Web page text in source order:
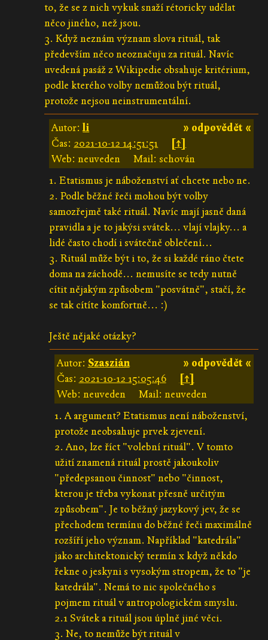
to, že se z nich vykuk snaží rétoricky udělat
něco jiného, než jsou.
3. Když neznám význam slova rituál, tak
především něco neoznačuju za rituál. Navíc
uvedená pasáž z Wikipedie obsahuje kritérium,
podle kterého volby nemůžou být rituál,
protože nejsou neinstrumentální.
» odpovědět «
Autor:li
Čas: 2021-10-12 14:51:51
[↑]
Web: neuveden
Mail: schován
1. Etatismus je náboženství ať chcete nebo ne.
2. Podle běžné řeči mohou být volby
samozřejmě také rituál. Navíc mají jasně daná
pravidla a je to jakýsi svátek... vlají vlajky... a
lidé často chodí i svátečně oblečení...
3. Rituál může být i to, že si každé ráno čtete
doma na záchodě... nemusíte se tedy nutně
cítit nějakým způsobem "posvátně", stačí, že
se tak cítíte komfortně... :)
Ještě nějaké otázky?
» odpovědět «
Autor: Szaszián
Čas: 2021-10-12 15:05:46
[↑]
Web: neuveden
Mail: neuveden
1. A argument? Etatismus není náboženství,
protože neobsahuje prvek zjevení.
2. Ano, lze říct "volební rituál". V tomto
užití znamená rituál prostě jakoukoliv
"předepsanou činnost" nebo "činnost,
kterou je třeba vykonat přesně určitým
způsobem". Je to běžný jazykový jev, že se
přechodem termínu do běžné řeči maximálně
rozšíří jeho význam. Například "katedrála"
jako architektonický termín x když někdo
řekne o jeskyni s vysokým stropem, že to "je
katedrála". Nemá to nic společného s
pojmem rituál v antropologickém smyslu.
2.1 Svátek a rituál jsou úplně jiné věci.
3. Ne, to nemůže být rituál v